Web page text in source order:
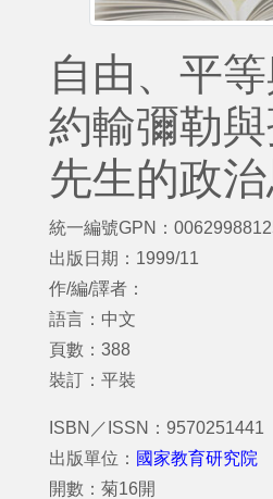
自由、平
約輸彌勒
先生的政
統一編號GPN：
出版日期：1999/11
作/編/譯者：
語言：中文
頁數：388
裝訂：平裝
ISBN／ISSN：9570251441
出版單位： 國家教育研究院
開數：菊16開